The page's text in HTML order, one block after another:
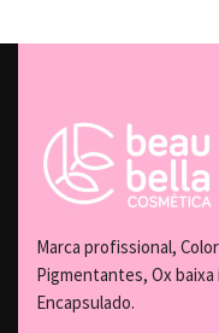
Marca profissional,
Pigmentantes, Ox
Encapsulado.